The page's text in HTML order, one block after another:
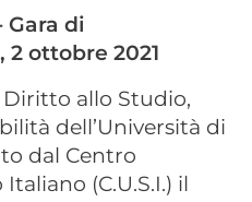
Gara di
ottobre 2021
Diritto allo Studio,
dell’Università di
dal Centro
(C.U.S.I.) il